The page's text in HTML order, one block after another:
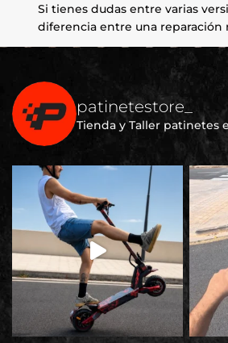
Si tienes dudas entre varias
diferencia entre una reparación
patinetestore_
Tienda y Taller patinetes